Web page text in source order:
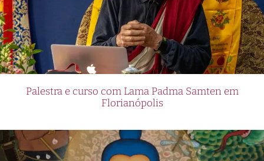
Palestra e curso com Lama Padma Samten em
Florianópolis